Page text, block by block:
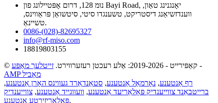
נומ 128, דרום אָפּטיילונג פון Bayi Road, יאָנגנינג טאַון,
ווענדזשיאַנג דיסטריקט, טשענגדו סיטי, סיטשואַן פּראַווינס,
טשיינאַ.
0086-(028)-82695327
info@rf-miso.com
18819803155
© קאַפּירייט - 2019-2026: אַלע רעכטן רעזערווירט.
זייטלעך מאַפּע
-
AMP מאָביל
רף אַנטענע, נאָרמאַל אַנטענע, סטאַנדאַרד געווינס האָרן אַנטענע,
ברייטבאַנד צווייענדיק פּאָלאַריעד אַנטענע, וועווגייד אַנטענע, צווייענדיק
פּאָלאַריזירטע אַנטענע,